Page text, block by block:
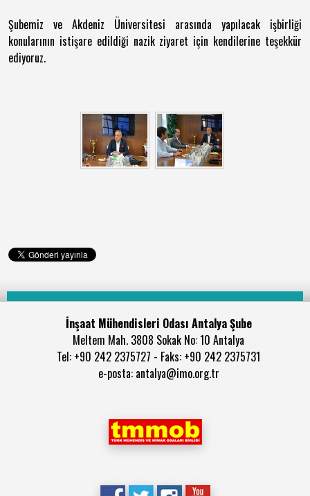
Şubemiz ve Akdeniz Üniversitesi arasında yapılacak işbirliği
konularının istişare edildiği nazik ziyaret için kendilerine teşekkür
ediyoruz.
İnşaat Mühendisleri Odası Antalya Şube
Meltem Mah. 3808 Sokak No: 10 Antalya
Tel: +90 242 2375727 - Faks: +90 242 2375731
e-posta: antalya@imo.org.tr